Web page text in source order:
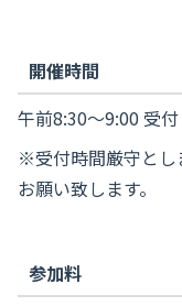
開催時間
午前8:30～9:00 受
※受付時間厳守とし
お願い致します。
参加料